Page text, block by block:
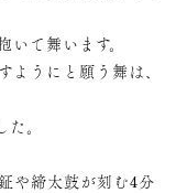
て舞います。
ようにと願う舞は、
。
や締太鼓が刻む4分